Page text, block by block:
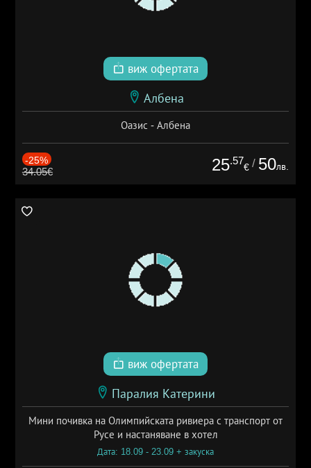
виж офертата
Албена
Оазис - Албена
-25%
34.05€ 25.57
€ / 50лв.
виж офертата
Паралия Катерини
Мини почивка на Олимпийската ривиера с транспорт от
Русе и настаняване в хотел
Дата: 18.09 - 23.09 + закуска